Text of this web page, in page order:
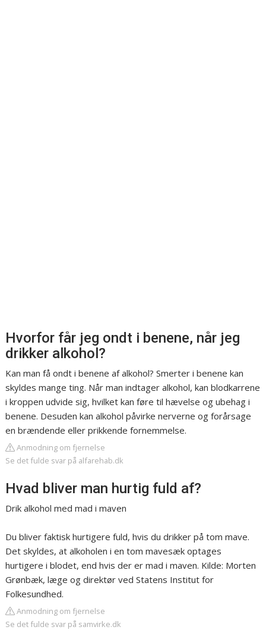
Hvorfor får jeg ondt i benene, når jeg
drikker alkohol?
Kan man få ondt i benene af alkohol? Smerter i benene kan
skyldes mange ting. Når man indtager alkohol, kan blodkarrene
i kroppen udvide sig, hvilket kan føre til hævelse og ubehag i
benene. Desuden kan alkohol påvirke nerverne og forårsage
en brændende eller prikkende fornemmelse.
Anmodning om fjernelse
Se det fulde svar på alfarehab.dk
Hvad bliver man hurtig fuld af?
Drik alkohol med mad i maven
Du bliver faktisk hurtigere fuld, hvis du drikker på tom mave.
Det skyldes, at alkoholen i en tom mavesæk optages
hurtigere i blodet, end hvis der er mad i maven. Kilde: Morten
Grønbæk, læge og direktør ved Statens Institut for
Folkesundhed.
Anmodning om fjernelse
Se det fulde svar på samvirke.dk